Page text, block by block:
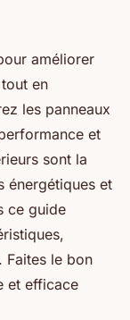
:
améliorer
en
les panneaux
et
sont la
énergétiques et
ce guide
Faites le bon
et efficace